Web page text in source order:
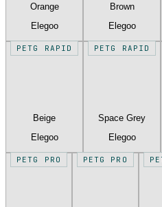
Orange
Elegoo
Brown
Elegoo
PETG RAPID
Beige
Elegoo
PETG RAPID
Space Grey
Elegoo
PETG PRO PETG PRO